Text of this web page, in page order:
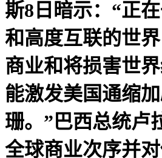
斯8日暗示：“正
和高度互联的世
商业和将损害世
能激发美国通缩
珊。”巴西总统卢
全球商业次序并